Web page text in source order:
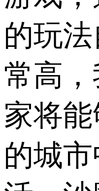
的玩
常高
家将
的城